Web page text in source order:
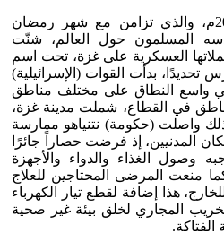
ومنذ بداية شهر مارس 2025م، والذي تزامن مع شهر رمضان
المسلمون حول العالم، شنّت
العسكرية على غزة، تحت اسم
والسيف). وفي 17 مارس تحديدًا، بدأت القوات (الإسرائيلية)
واسع النطاق على مختلف مناطق
في القطاع، شملت مدينة غزة،
واصلت (حكومة) نتنياهو ممارسة
المدنيين، إذ فرضت حصاراً جائرًا
وصول الغذاء والدواء والأجهزة
منعت المرضى المحتاجين للعلاج
هذا إضافة لقطع تيار الكهرباء
المجاري لخلق بيئة غير صحية
الفتاكة.